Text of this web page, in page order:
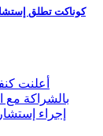
كوناكت تطلق
أعلنت
بالشراكة مع
إجراء